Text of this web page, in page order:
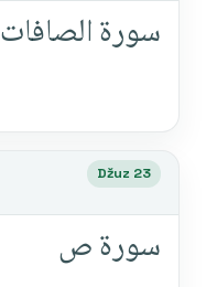
سورة الصافات
Džuz 23
سورة ص